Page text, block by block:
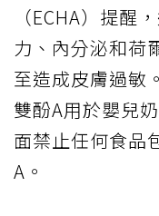
（ECHA）提醒
力、內分泌和荷
至造成皮膚過敏
雙酚A用於嬰兒
面禁止任何食品
A。